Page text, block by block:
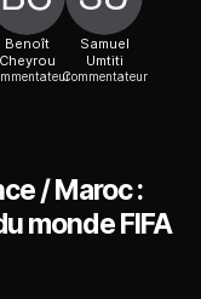
Benoît
Cheyrou
Samuel
Umtiti
Commentateur
/ Maroc :
monde FIFA